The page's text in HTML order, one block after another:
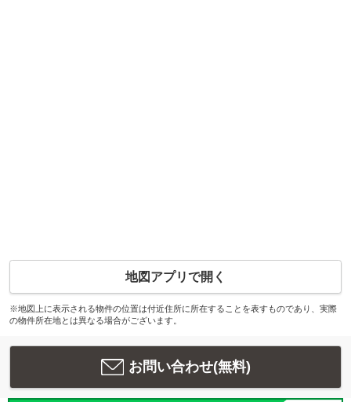
地図アプリで開く
※地図上に表示される物件の位置は付近住所に所在することを表すものであり、実際
の物件所在地とは異なる場合がございます。
お問い合わせ(無料)